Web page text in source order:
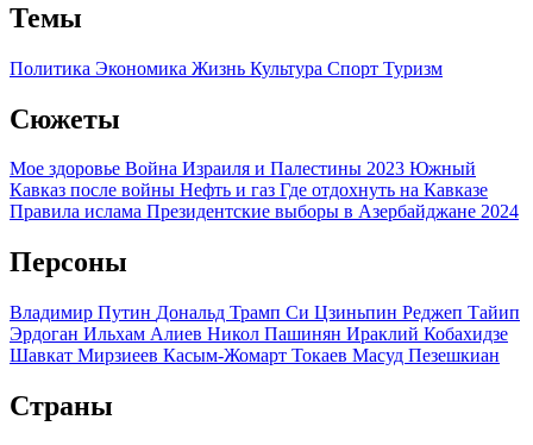
Темы
Политика Экономика Жизнь Культура Спорт Туризм
Сюжеты
Мое здоровье Война Израиля и Палестины 2023 Южный
Кавказ после войны Нефть и газ Где отдохнуть на Кавказе
Правила ислама Президентские выборы в Азербайджане 2024
Персоны
Владимир Путин Дональд Трамп Си Цзиньпин Реджеп Тайип
Эрдоган Ильхам Алиев Никол Пашинян Ираклий Кобахидзе
Шавкат Мирзиеев Касым-Жомарт Токаев Масуд Пезешкиан
Страны